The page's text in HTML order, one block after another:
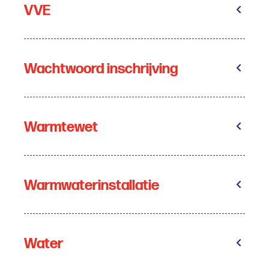
VVE
Wachtwoord inschrijving
Warmtewet
Warmwaterinstallatie
Water